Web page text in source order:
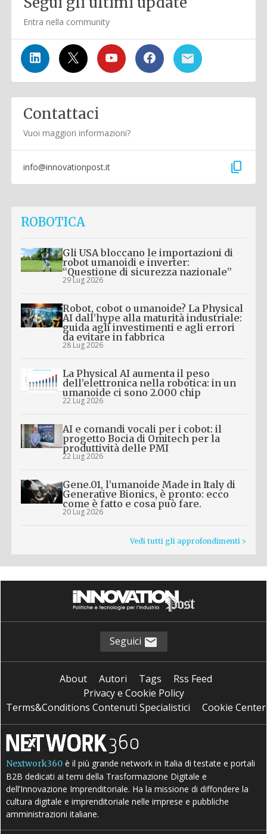
Entra nella community
Contattaci
Vuoi maggiori informazioni?
info@innovationpost.it content_copy
ROBOTICA
Gli USA bloccano le importazioni di
robot umanoidi e inverter:
“Questione di sicurezza nazionale”
29 Lug 2026
Robot, cobot o umanoide? La Physical
AI dall’hype alla maturità industriale:
guida agli investimenti e agli errori
da evitare in fabbrica
28 Lug 2026
La Physical AI aumenta il peso
dell’elettronica nella robotica: in un
umanoide ci sono 2.000 chip
22 Lug 2026
AI e comandi vocali per i cobot: il
progetto Bocia di Omitech per la
produttività delle PMI
22 Lug 2026
Gene.01, l’umanoide Made in Italy di
Generative Bionics, è pronto: ecco
come è fatto e cosa può fare.
20 Lug 2026
Vedi tutti gli approfondimenti >
Seguici
About Autori Tags
Rss Feed
Privacy e Cookie Policy
Terms&Conditions Contenuti Specialistici
Cookie Center
Nextwork360 è il più grande network in Italia di testate e portali
B2B dedicati ai temi della Trasformazione Digitale e
dell’Innovazione Imprenditoriale. Ha la missione di diffondere la
cultura digitale e imprenditoriale nelle imprese e pubbliche
amministrazioni italiane.